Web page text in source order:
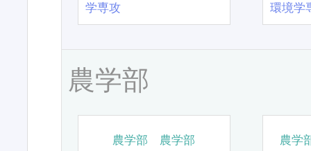
学専攻
環境学
農学部
農学部 農学部 農学